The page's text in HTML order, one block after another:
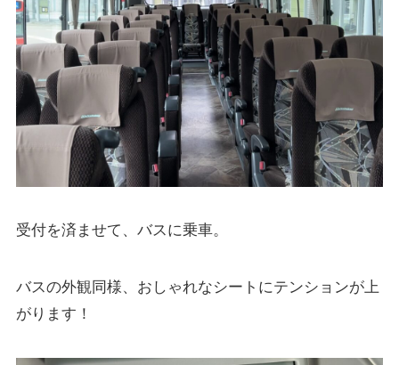
受付を済ませて、バスに乗車。
バスの外観同様、おしゃれなシートにテンションが上
がります！